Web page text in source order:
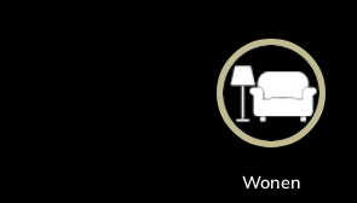
Wonen